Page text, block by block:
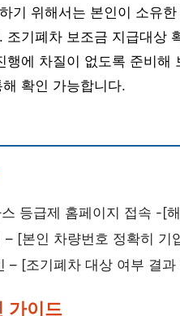
기 위해서는 본인이 소유
조기폐차 보조금 지급대상
행에 차질이 없도록 준비해
확인 가능합니다.
등급제 홈페이지 접속 -[
– [본인 차량번호 정확히 기
– [조기폐차 대상 여부 결과
가이드